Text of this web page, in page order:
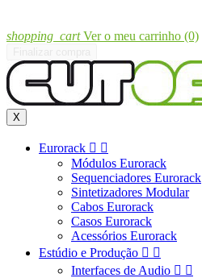
shopping_cart Ver o meu carrinho (0)
X
Eurorack  
Módulos Eurorack
Sequenciadores Eurorack
Sintetizadores Modular
Cabos Eurorack
Casos Eurorack
Acessórios Eurorack
Estúdio e Produção  
Interfaces de Audio  